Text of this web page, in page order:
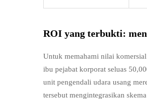
ROI yang terbukti:
Untuk memahami nilai
ibu pejabat korporat seluas
unit pengendali udara usang
tersebut mengintegrasikan